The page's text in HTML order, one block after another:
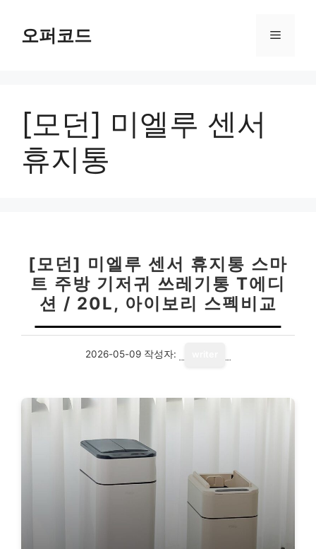
오퍼코드 메
[모던] 미엘루 센서
휴지통
[모던] 미엘루 센서 휴지통 스마
트 주방 기저귀 쓰레기통 T에디
션 / 20L, 아이보리 스펙비교
2026-05-09 작성자: